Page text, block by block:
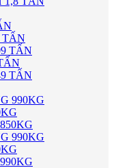
TẤN
TẤN
TẤN
990KG
990KG